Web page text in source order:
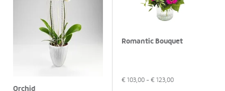
Orchid
Romantic Bouquet
€ 103,00 - € 123,00